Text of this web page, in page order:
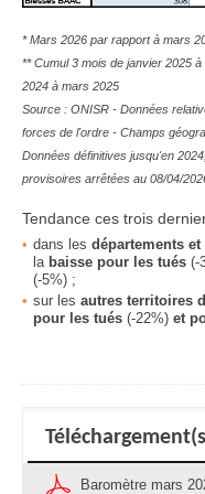
* Mars 2026 par rapport à mars
** Cumul 3 mois de janvier 2025
2024 à mars 2025
Source : ONISR - Données
forces de l'ordre - Champs
Données définitives jusqu'en
provisoires arrêtées au 08/04/
Tendance ces trois
dans les départements
la baisse pour les tués (-
(-5%) ;
sur les autres territoires
pour les tués (-22%) et
Baromètre mars